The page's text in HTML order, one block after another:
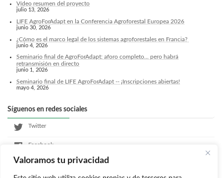
Valoramos tu privacidad
Vídeo resumen del proyecto
julio 13, 2026
LIFE AgroForAdapt en la Conferencia Agroforestal Europea 2026
junio 30, 2026
¿Cómo es el marco legal de los sistemas agroforestales en Francia?
junio 4, 2026
Seminario final de AgroForAdapt: aforo completo... pero habrá
retransmisión en directo
junio 1, 2026
Seminario final de LIFE AgroForAdapt -- ¡Inscripciones abiertas!
mayo 4, 2026
Síguenos en redes sociales
Twitter
Facebook
LinkedIn